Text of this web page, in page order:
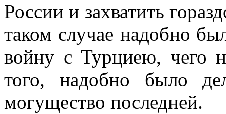
России и захватить
таком случае надобно
войну с Турциею, чего
того, надобно было
могущество последней.